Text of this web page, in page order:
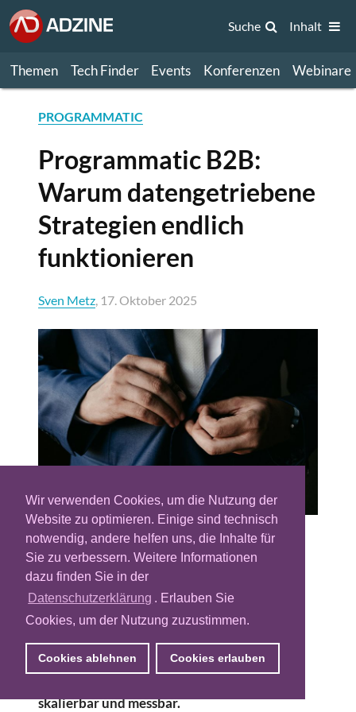
Wir verwenden Cookies, um die Nutzung der
Website zu optimieren. Einige sind technisch
notwendig, andere helfen uns, die Inhalte für
Sie zu verbessern. Weitere Informationen
dazu finden Sie in der
Datenschutzerklärung . Erlauben Sie
Cookies, um der Nutzung zuzustimmen.
Cookies ablehnen Cookies erlauben
Themen Tech Finder Events Konferenzen Webinare
Suche Inhalt
PROGRAMMATIC
Programmatic B2B:
Warum datengetriebene
Strategien endlich
funktionieren
Sven Metz, 17. Oktober 2025
Programmatic Advertising ist im B2B-
Marketing längst kein Experiment mehr.
Während die Disziplin vor einigen Jahren
noch skeptisch betrachtet wurde, zeigen
aktuelle Entwicklungen, dass Programmatic
inzwischen zu den effizientesten Ansätzen
gehört, um Entscheider:innen in
skalierbar und messbar.